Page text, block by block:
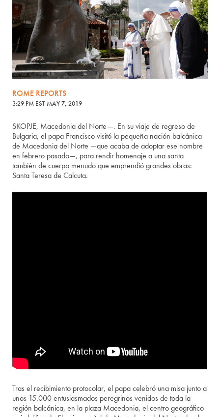
ROME REPORTS
3:29 PM EST MAY 7, 2019
SKOPJE, Macedonia del Norte—. En su viaje de regreso de
Bulgaria, el papa Francisco visitó la pequeña nación balcánica
de Macedonia del Norte —que acaba de adoptar ese nombre
en febrero pasado—, para rendir homenaje a una santa
también de cuerpo menudo que emprendió grandes obras:
Santa Teresa de Calcuta.
Tras el recibimiento protocolar, el papa celebró una misa junto a
unos 15.000 entusiasmados peregrinos venidos de toda la
región balcánica, en la plaza Macedonia, el centro geográfico